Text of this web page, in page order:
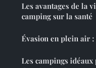
Les avantages de la
camping sur la santé
Évasion en plein air
Les campings